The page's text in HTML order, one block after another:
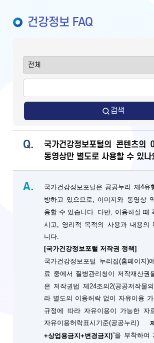
건강정보 FAQ
검색
Q.
국가건강정보포털의 콘텐츠의
동영상만 별도로 사용할 수 있나
A.
국가건강정보포털은 공공누리 제4유
방하고 있으므로, 이미지와 동영상
용할 수 있습니다. 다만, 이용하실 때
시고, 영리적 목적의 사용과 내용의
니다.
[국가건강정보포털 저작권 정책]
국가건강정보포털 누리집(홈페이지)
료 중에서 질병관리청이 저작재산권
은 저작권법 제24조의2(공공저작물
라 별도의 이용허락 없이 자유이용
규정에 따라 자유이용이 가능한 자
자유이용허락표시기준(공공누리) 제
+상업용금지+변경금지)”을 부착하여